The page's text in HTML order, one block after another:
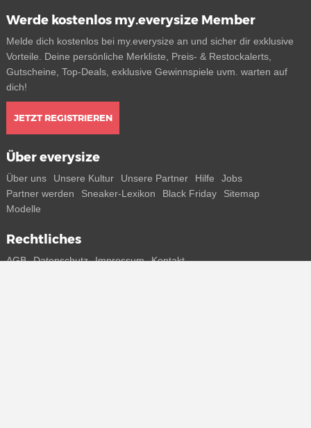
Werde kostenlos my.everysize Member
Melde dich kostenlos bei my.everysize an und sicher dir exklusive
Vorteile. Deine persönliche Merkliste, Preis- & Restockalerts,
Gutscheine, Top-Deals, exklusive Gewinnspiele uvm. warten auf
dich!
JETZT REGISTRIEREN
Über everysize
Über uns Unsere Kultur Unsere Partner Hilfe
Jobs
Partner werden
Sneaker-Lexikon Black Friday
Sitemap
Modelle
Rechtliches
AGB Datenschutz Impressum Kontakt